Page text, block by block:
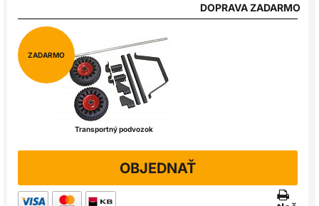
DOPRAVA ZADARMO
ZADARMO
Transportný podvozok
OBJEDNAŤ